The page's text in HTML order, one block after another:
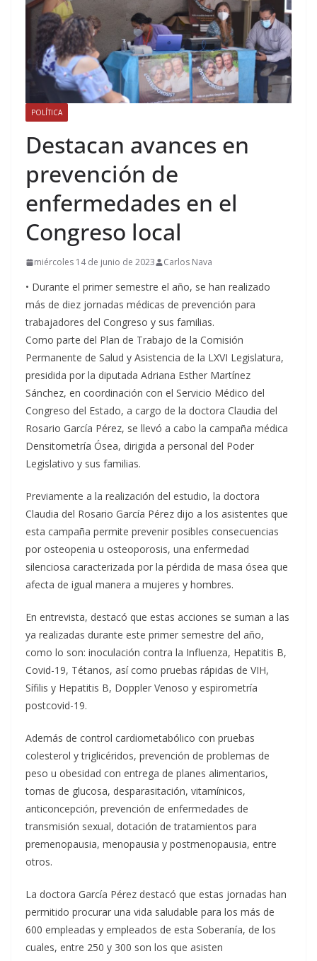
POLÍTICA
Destacan avances en
prevención de
enfermedades en el
Congreso local
miércoles 14 de junio de 2023 Carlos Nava
• Durante el primer semestre el año, se han realizado
más de diez jornadas médicas de prevención para
trabajadores del Congreso y sus familias.
Como parte del Plan de Trabajo de la Comisión
Permanente de Salud y Asistencia de la LXVI Legislatura,
presidida por la diputada Adriana Esther Martínez
Sánchez, en coordinación con el Servicio Médico del
Congreso del Estado, a cargo de la doctora Claudia del
Rosario García Pérez, se llevó a cabo la campaña médica
Densitometría Ósea, dirigida a personal del Poder
Legislativo y sus familias.
Previamente a la realización del estudio, la doctora
Claudia del Rosario García Pérez dijo a los asistentes que
esta campaña permite prevenir posibles consecuencias
por osteopenia u osteoporosis, una enfermedad
silenciosa caracterizada por la pérdida de masa ósea que
afecta de igual manera a mujeres y hombres.
En entrevista, destacó que estas acciones se suman a las
ya realizadas durante este primer semestre del año,
como lo son: inoculación contra la Influenza, Hepatitis B,
Covid-19, Tétanos, así como pruebas rápidas de VIH,
Sífilis y Hepatitis B, Doppler Venoso y espirometría
postcovid-19.
Además de control cardiometabólico con pruebas
colesterol y triglicéridos, prevención de problemas de
peso u obesidad con entrega de planes alimentarios,
tomas de glucosa, desparasitación, vitamínicos,
anticoncepción, prevención de enfermedades de
transmisión sexual, dotación de tratamientos para
premenopausia, menopausia y postmenopausia, entre
otros.
La doctora García Pérez destacó que estas jornadas han
permitido procurar una vida saludable para los más de
600 empleadas y empleados de esta Soberanía, de los
cuales, entre 250 y 300 son los que asisten